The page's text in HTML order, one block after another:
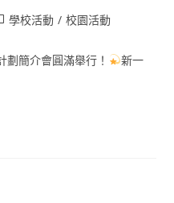
學校活動 / 校園活動
簡介會圓滿舉行！
新一